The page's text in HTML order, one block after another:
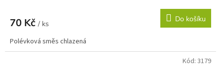
70 Kč / ks
Do košíku
Polévková směs chlazená
Kód: 3179